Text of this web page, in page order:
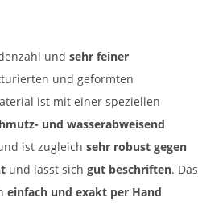
und sehr feiner
und geformten
ist mit einer speziellen
und wasserabweisend
ist zugleich sehr robust gegen
und lässt sich gut beschriften. Das
einfach und exakt per Hand